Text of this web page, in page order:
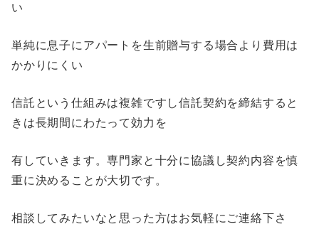
い
単純に息子にアパートを生前贈与する場合より費用は
かかりにくい
信託という仕組みは複雑ですし信託契約を締結すると
きは長期間にわたって効力を
有していきます。専門家と十分に協議し契約内容を慎
重に決めることが大切です。
相談してみたいなと思った方はお気軽にご連絡下さ